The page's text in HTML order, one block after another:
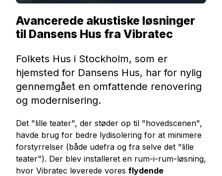
Avancerede akustiske løsninger
til Dansens Hus fra Vibratec
Folkets Hus i Stockholm, som er
hjemsted for Dansens Hus, har for nylig
gennemgået en omfattende renovering
og modernisering.
Det "lille teater", der støder op til "hovedscenen",
havde brug for bedre lydisolering for at minimere
forstyrrelser (både udefra og fra selve det "lille
teater"). Der blev installeret en rum-i-rum-løsning,
hvor Vibratec leverede vores flydende